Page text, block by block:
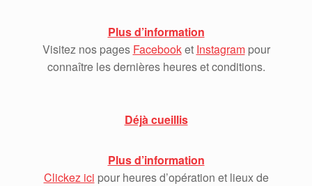
Plus d’information
Visitez nos pages Facebooket Instagrampour
connaître les dernières heures et conditions.
Déjà cueillis
Plus d’information
Clickez ici pour heures d’opération et lieux de